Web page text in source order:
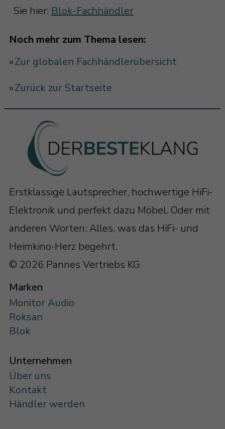
Sie hier: Blok-Fachhändler
Noch mehr zum Thema lesen:
»Zur globalen Fachhändlerübersicht
»Zurück zur Startseite
Erstklassige Lautsprecher, hochwertige HiFi-
Elektronik und perfekt dazu Möbel. Oder mit
anderen Worten: Alles, was das HiFi- und
Heimkino-Herz begehrt.
© 2026 Pannes Vertriebs KG
Marken
Monitor Audio
Roksan
Blok
Unternehmen
Über uns
Kontakt
Händler werden